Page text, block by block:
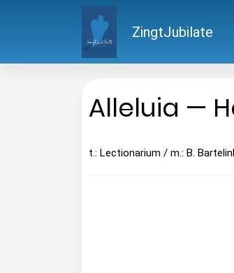
ZingtJubilate
Alleluia —
t.: Lectionarium / m.: B.